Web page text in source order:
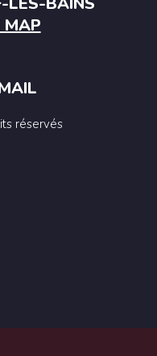
MAP
réservés